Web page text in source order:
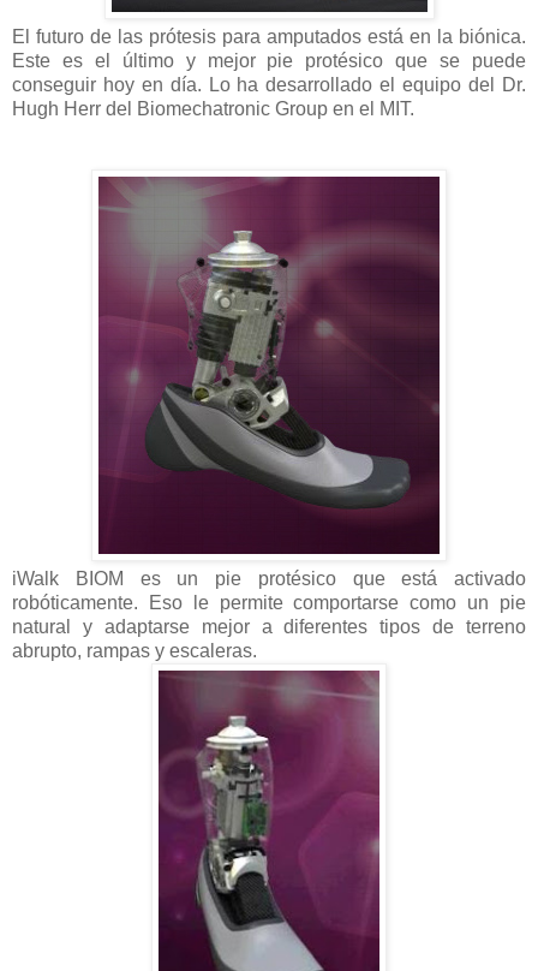
El futuro de las prótesis para amputados está en la biónica.
Este es el último y mejor pie protésico que se puede
conseguir hoy en día. Lo ha desarrollado el equipo del Dr.
Hugh Herr del Biomechatronic Group en el MIT.
iWalk BIOM es un pie protésico que está activado
robóticamente. Eso le permite comportarse como un pie
natural y adaptarse mejor a diferentes tipos de terreno
abrupto, rampas y escaleras.